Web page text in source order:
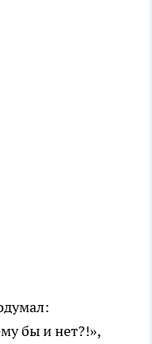
бы и нет?!»,